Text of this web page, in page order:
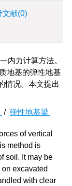
文献(0)
内力计算方法。
地基的弹性地基
情况。本文提出
/ 弹性地基梁
of vertical
method is
soil. It may be
excavated
with clear